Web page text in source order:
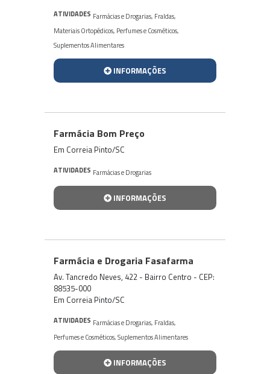
ATIVIDADES Farmácias e Drogarias, Fraldas,
Materiais Ortopédicos, Perfumes e Cosméticos,
Suplementos Alimentares
INFORMAÇÕES
Farmácia Bom Preço
Em Correia Pinto/SC
ATIVIDADES Farmácias e Drogarias
INFORMAÇÕES
Farmácia e Drogaria Fasafarma
Av. Tancredo Neves, 422 - Bairro Centro - CEP:
88535-000
Em Correia Pinto/SC
ATIVIDADES Farmácias e Drogarias, Fraldas,
Perfumes e Cosméticos,Suplementos Alimentares
INFORMAÇÕES